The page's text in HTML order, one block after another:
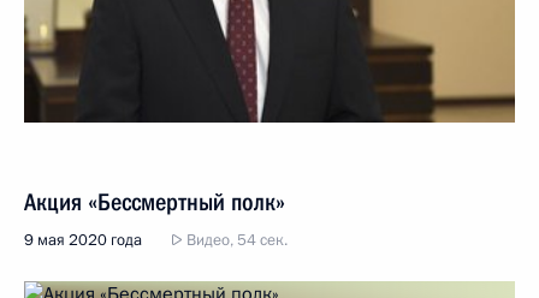
Акция «Бессмертный полк»
9 мая 2020 года Видео, 54 сек.